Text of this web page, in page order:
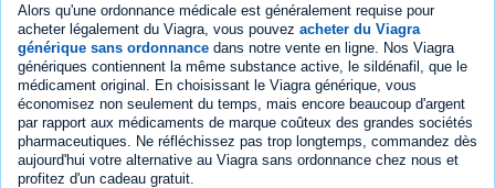
Alors qu'une ordonnance médicale est généralement requise pour
acheter légalement du Viagra, vous pouvez acheter du Viagra
générique sans ordonnance dans notre vente en ligne. Nos Viagra
génériques contiennent la même substance active, le sildénafil, que le
médicament original. En choisissant le Viagra générique, vous
économisez non seulement du temps, mais encore beaucoup d'argent
par rapport aux médicaments de marque coûteux des grandes sociétés
pharmaceutiques. Ne réfléchissez pas trop longtemps, commandez dès
aujourd'hui votre alternative au Viagra sans ordonnance chez nous et
profitez d'un cadeau gratuit.